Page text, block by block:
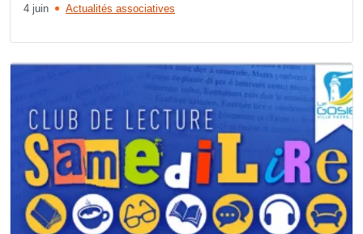
4 juin Actualités associatives